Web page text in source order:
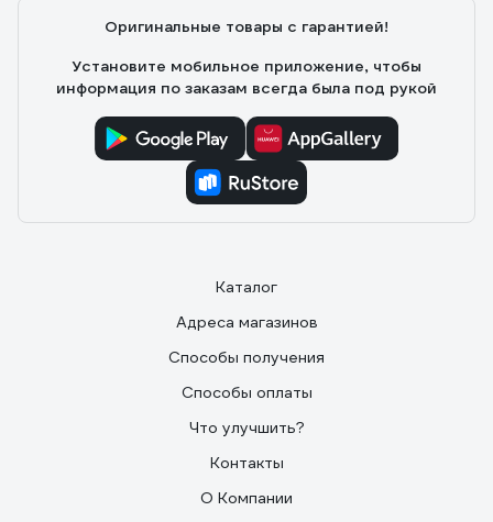
яркий свет, который сравним с сетевым моделями
нужным углом возможность установки на штатив
упрощает использование на неровном покрытии,
переставлять его регулировка мощности освещения
- есть два уровня для разных нужд и экономии
аккумулятора
Оригинальные товары с гарантией!
Установите мобильное приложение, чтобы
информация по заказам всегда была под рукой
Каталог
Адреса магазинов
Способы получения
Способы оплаты
Что улучшить?
Контакты
О Компании